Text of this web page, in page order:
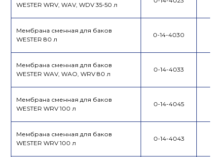
WESTER WRV, WAV, WDV 35-50 л
Мембрана сменная для баков
WESTER 80 л
0-14-4030
Мембрана сменная для баков
WESTER WAV, WAO, WRV 80 л
0-14-4033
Мембрана сменная для баков
WESTER WRV 100 л
0-14-4045
Мембрана сменная для баков
WESTER WRV 100 л
0-14-4043